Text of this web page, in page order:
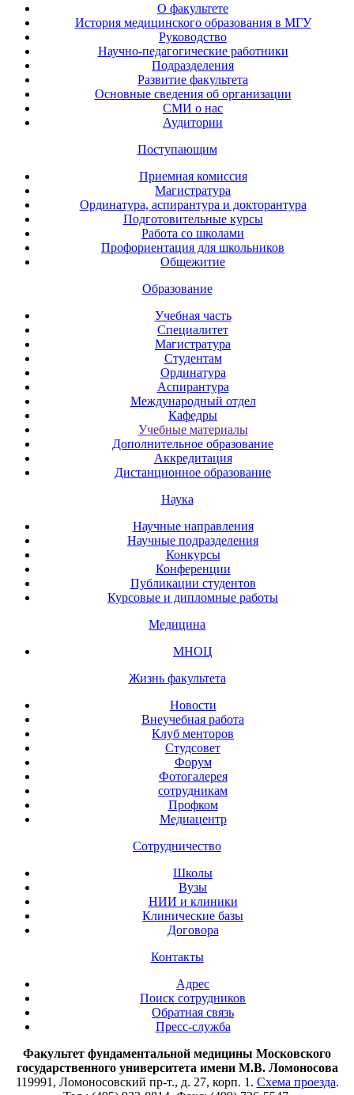
О факультете
История медицинского образования в МГУ
Руководство
Научно-педагогические работники
Подразделения
Развитие факультета
Основные сведения об организации
СМИ о нас
Аудитории
Поступающим
Приемная комиссия
Магистратура
Ординатура, аспирантура и докторантура
Подготовительные курсы
Работа со школами
Профориентация для школьников
Общежитие
Образование
Учебная часть
Специалитет
Магистратура
Студентам
Ординатура
Аспирантура
Международный отдел
Кафедры
Учебные материалы
Дополнительное образование
Аккредитация
Дистанционное образование
Наука
Научные направления
Научные подразделения
Конкурсы
Конференции
Публикации студентов
Курсовые и дипломные работы
Медицина
МНОЦ
Жизнь факультета
Новости
Внеучебная работа
Клуб менторов
Студсовет
Форум
Фотогалерея
сотрудникам
Профком
Медиацентр
Сотрудничество
Школы
Вузы
НИИ и клиники
Клинические базы
Договора
Контакты
Адрес
Поиск сотрудников
Обратная связь
Пресс-служба
Факультет фундаментальной медицины Московского
государственного университета имени М.В. Ломоносова
119991, Ломоносовский пр-т., д. 27, корп. 1. Схема проезда.